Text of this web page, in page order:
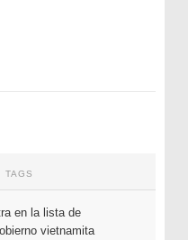
TAGS
en la lista de
vietnamita